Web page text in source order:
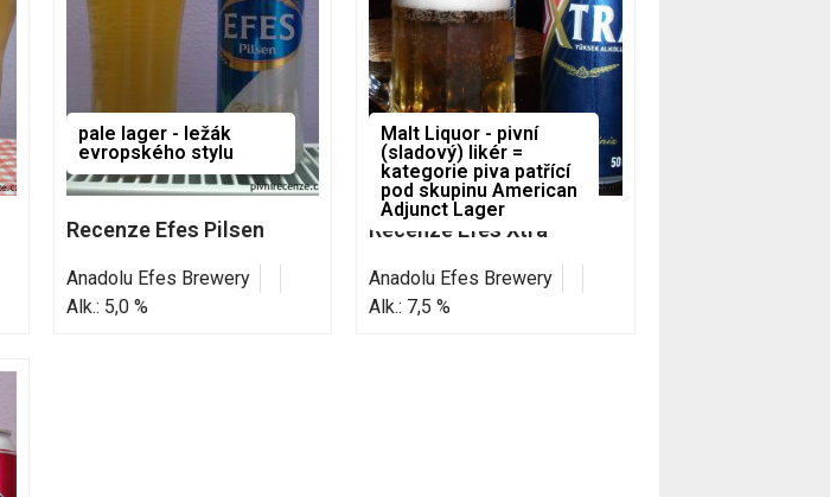
pale lager - ležák
evropského stylu
Recenze Efes Pilsen
Anadolu Efes Brewery
Alk.: 5,0 %
Malt Liquor - pivní
(sladový) likér =
kategorie piva patřící
pod skupinu American
Adjunct Lager
Recenze Efes Xtra
Anadolu Efes Brewery
Alk.: 7,5 %